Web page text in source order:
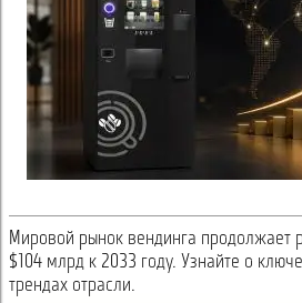
Мировой рынок вендинга продолжает
$104 млрд к 2033 году. Узнайте о
трендах отрасли.